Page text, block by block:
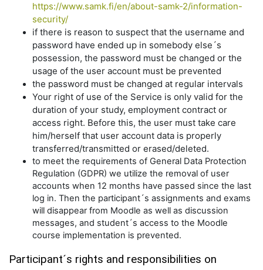
https://www.samk.fi/en/about-samk-2/information-
security/
if there is reason to suspect that the username and
password have ended up in somebody else´s
possession, the password must be changed or the
usage of the user account must be prevented
the password must be changed at regular intervals
Your right of use of the Service is only valid for the
duration of your study, employment contract or
access right. Before this, the user must take care
him/herself that user account data is properly
transferred/transmitted or erased/deleted.
to meet the requirements of General Data Protection
Regulation (GDPR) we utilize the removal of user
accounts when 12 months have passed since the last
log in. Then the participant´s assignments and exams
will disappear from Moodle as well as discussion
messages, and student´s access to the Moodle
course implementation is prevented.
Participant´s rights and responsibilities on